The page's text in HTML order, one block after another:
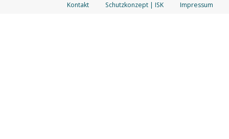
Kontakt Schutzkonzept | ISK Impressum